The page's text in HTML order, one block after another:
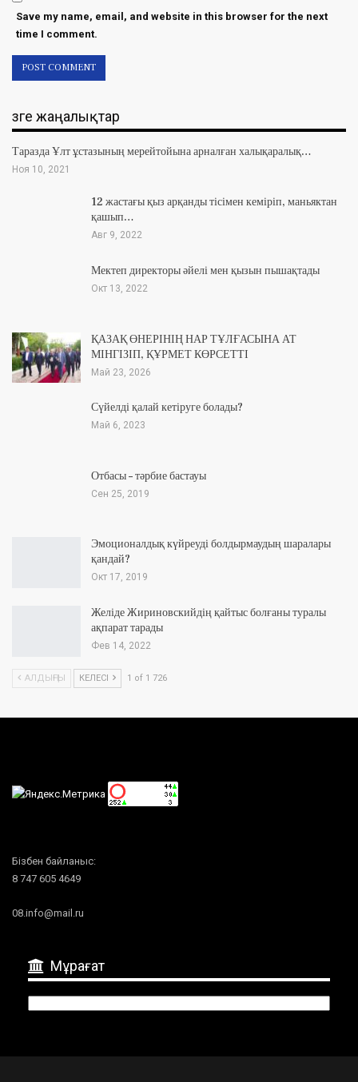
Save my name, email, and website in this browser for the next
time I comment.
Өзге жаңалықтар
Таразда Ұлт ұстазының мерейтойына арналған халықаралық…
Ноя 10, 2021
12 жастағы қыз арқанды тісімен кеміріп, маньяктан
қашып…
Авг 9, 2022
Мектеп директоры әйелі мен қызын пышақтады
Окт 13, 2022
ҚАЗАҚ ӨНЕРІНІҢ НАР ТҰЛҒАСЫНА АТ
МІНГІЗІП, ҚҰРМЕТ КӨРСЕТТІ
Май 23, 2026
Сүйелді қалай кетіруге болады?
Май 6, 2023
Отбасы – тәрбие бастауы
Сен 25, 2019
Эмоционалдық күйреуді болдырмаудың шаралары
қандай?
Окт 17, 2019
Желіде Жириновскийдің қайтыс болғаны туралы
ақпарат тарады
Фев 14, 2022
АЛДЫҢҒЫ КЕЛЕСІ 1 of 1 726
Бізбен байланыс:
8 747 605 4649
08.info@mail.ru
Мұрағат